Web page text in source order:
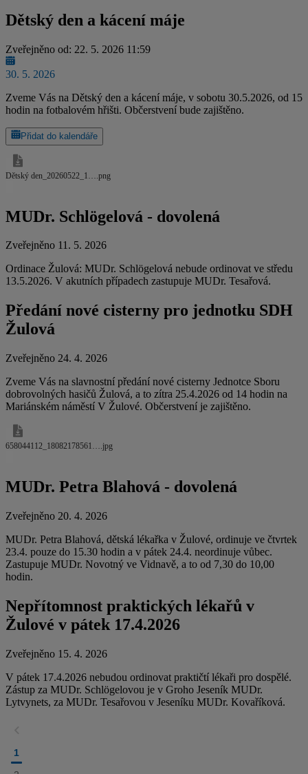
Dětský den a kácení máje
Zveřejněno od: 22. 5. 2026 11:59
30. 5. 2026
Zveme Vás na Dětský den a kácení máje, v sobotu 30.5.2026, od 15
hodin na fotbalovém hřišti. Občerstvení bude zajištěno.
Přidat do kalendáře
Dětský den_20260522_1….png
MUDr. Schlögelová - dovolená
Zveřejněno 11. 5. 2026
Ordinace Žulová: MUDr. Schlögelová nebude ordinovat ve středu
13.5.2026. V akutních případech zastupuje MUDr. Tesařová.
Předání nové cisterny pro jednotku SDH
Žulová
Zveřejněno 24. 4. 2026
Zveme Vás na slavnostní předání nové cisterny Jednotce Sboru
dobrovolných hasičů Žulová, a to zítra 25.4.2026 od 14 hodin na
Mariánském náměstí V Žulové. Občerstvení je zajištěno.
658044112_18082178561….jpg
MUDr. Petra Blahová - dovolená
Zveřejněno 20. 4. 2026
MUDr. Petra Blahová, dětská lékařka v Žulové, ordinuje ve čtvrtek
23.4. pouze do 15.30 hodin a v pátek 24.4. neordinuje vůbec.
Zastupuje MUDr. Novotný ve Vidnavě, a to od 7,30 do 10,00
hodin.
Nepřítomnost praktických lékařů v
Žulové v pátek 17.4.2026
Zveřejněno 15. 4. 2026
V pátek 17.4.2026 nebudou ordinovat praktičtí lékaři pro dospělé.
Zástup za MUDr. Schlögelovou je v Groho Jeseník MUDr.
Lytvynets, za MUDr. Tesařovou v Jeseníku MUDr. Kovaříková.
1